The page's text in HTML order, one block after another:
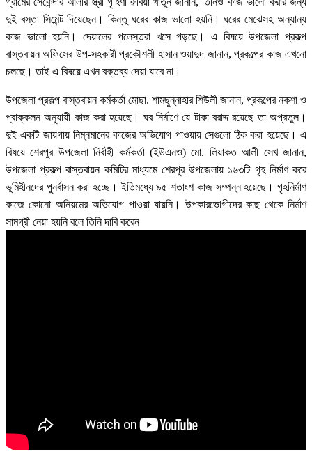
দুই বস্তা সিমেন্ট দিয়েছেন। কিন্তু ঘরের কাজ ভালো হয়নি। ঘরের মেঝেসহ অন্যান্য
কাজ ভালো হয়নি। দেয়ালের পলেস্তরা খসে পড়ছে। এ বিষয়ে উপজেলা প্রকল্প
বাস্তবায়ন অফিসের উপ-সহকারী প্রকৌশলী হাসান ওয়াদুদ জানান, প্রকল্পের কাজ এখনো
চলছে। তাই এ বিষয়ে এখন বক্তব্য দেয়া যাবে না।
উপজেলা প্রকল্প বাস্তবায়ন কর্মকর্তা মোছা. শামছুন্নাহার শিউলী জানান, প্রকল্পের নকশা ও
প্রাক্কলন অনুযায়ী কাজ করা হয়েছে। ঘর নির্মাণে যে টাকা বরাদ্দ রয়েছে তা অপ্রতুল।
দুই একটি জায়গায় নিম্নমানের কাজের অভিযোগ পাওয়ায় সেগুলো ঠিক করা হয়েছে। এ
বিষয়ে শেরপুর উপজেলা নির্বাহী কর্মকর্তা (ইউএনও) মো. লিয়াকত আলী সেখ জানান,
উপজেলা প্রকল্প বাস্তবায়ন কমিটির মাধ্যমে শেরপুর উপজেলায় ১৬৩টি গৃহ নির্মাণ করে
ভূমিহীনদের পুনর্বাসন করা হচ্ছে। ইতিমধ্যে ৯৫ শতাংশ কাজ সম্পন্ন হয়েছে। গৃহনির্মাণ
কাজে কোনো অনিয়মের অভিযোগ পাওয়া যায়নি। উপকারভোগীদের কাছ থেকে নির্মাণ
সামগ্রী নেয়া হয়নি বলে তিনি দাবি করেন